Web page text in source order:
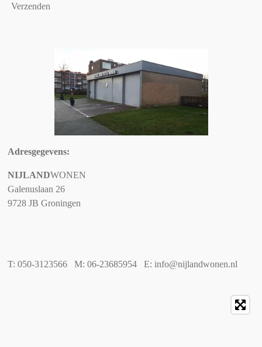
Verzenden
Adresgegevens:
NIJLANDWONEN
Galenuslaan 26
9728 JB Groningen
T: 050-3123566 M: 06-23685954 E: info@nijlandwonen.nl